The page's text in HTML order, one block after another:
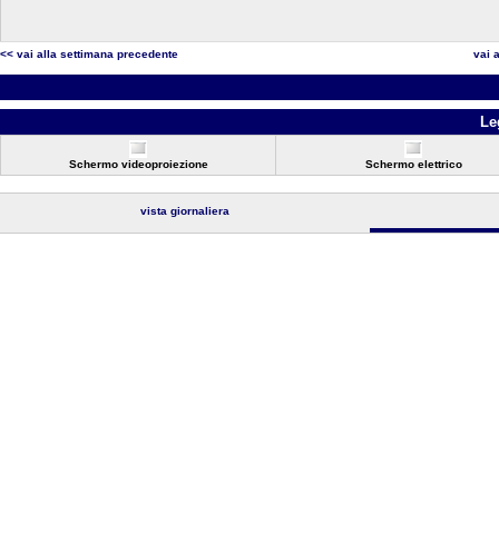
<< vai alla settimana precedente vai
Schermo videoproiezione Schermo elettrico
vista giornaliera